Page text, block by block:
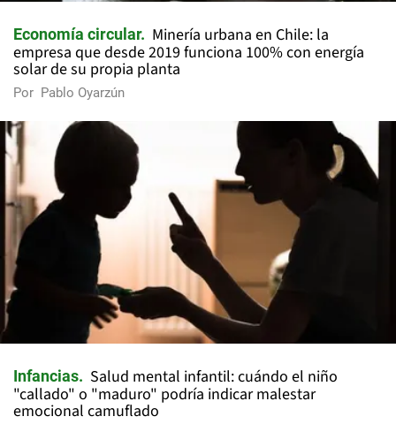
Economía circular
Minería urbana en Chile: la
empresa que desde 2019 funciona 100% con energía
solar de su propia planta
Por Pablo Oyarzún
Infancias
Salud mental infantil: cuándo el niño
"callado" o "maduro" podría indicar malestar
emocional camuflado